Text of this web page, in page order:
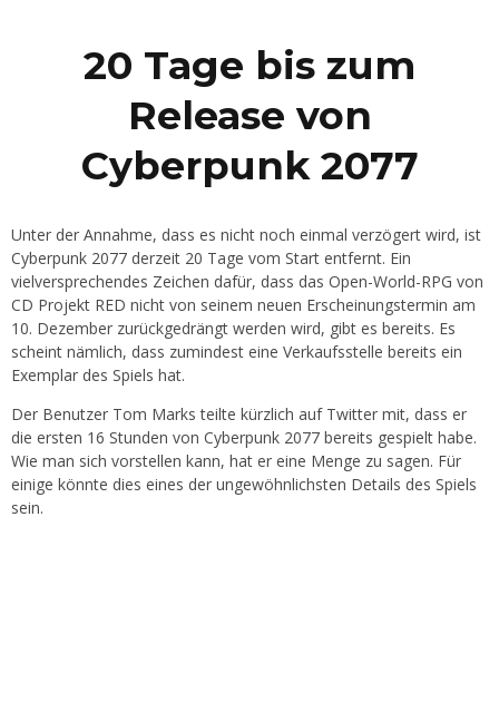
20 Tage bis zum
Release von
Cyberpunk 2077
Unter der Annahme, dass es nicht noch einmal verzögert wird, ist
Cyberpunk 2077 derzeit 20 Tage vom Start entfernt. Ein
vielversprechendes Zeichen dafür, dass das Open-World-RPG von
CD Projekt RED nicht von seinem neuen Erscheinungstermin am
10. Dezember zurückgedrängt werden wird, gibt es bereits. Es
scheint nämlich, dass zumindest eine Verkaufsstelle bereits ein
Exemplar des Spiels hat.
Der Benutzer Tom Marks teilte kürzlich auf Twitter mit, dass er
die ersten 16 Stunden von Cyberpunk 2077 bereits gespielt habe.
Wie man sich vorstellen kann, hat er eine Menge zu sagen. Für
einige könnte dies eines der ungewöhnlichsten Details des Spiels
sein.